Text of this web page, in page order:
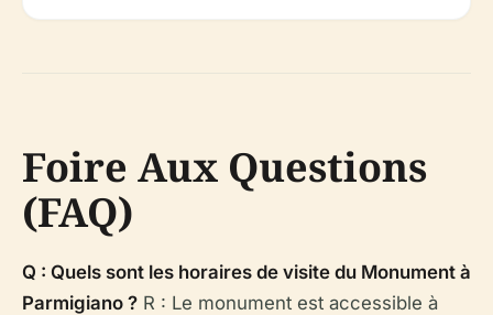
Foire Aux Questions
(FAQ)
Q : Quels sont les horaires de visite du Monument à
Parmigiano ? R : Le monument est accessible à